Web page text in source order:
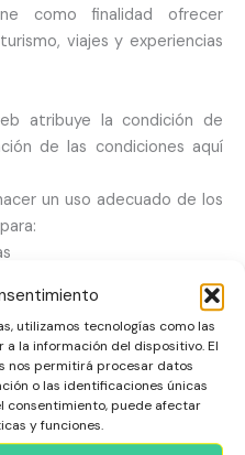
utilizamos tecnologías como las
la información del dispositivo. El
nos permitirá procesar datos
o las identificaciones únicas
consentimiento, puede afectar
y funciones.
como finalidad ofrecer
viajes y experiencias
atribuye la condición de
de las condiciones aquí
un uso adecuado de los
el sitio web
web (textos, imágenes,
del titular o cuentan con
la normativa de propiedad